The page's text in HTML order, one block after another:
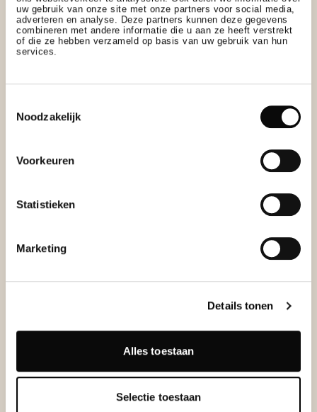
uw gebruik van onze site met onze partners voor social media,
adverteren en analyse. Deze partners kunnen deze gegevens
combineren met andere informatie die u aan ze heeft verstrekt
of die ze hebben verzameld op basis van uw gebruik van hun
services.
Noodzakelijk
Voorkeuren
Statistieken
Marketing
Details tonen
Alles toestaan
Selectie toestaan
DAS ANGEBOT UMFASST:
Köstliches Frühstück
Eine Flasche 265 rosé und Pralinen bei der Ankunft
auf dem Zimmer
Später Check-out (je nach Verfügbarkeit)